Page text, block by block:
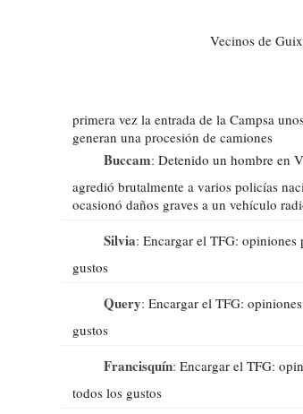
Vecinos de
primera vez la entrada de la Campsa
generan una procesión de camiones
Buccam: Detenido un hombre en
agredió brutalmente a varios policías
ocasionó daños graves a un vehículo
Silvia: Encargar el TFG: opiniones
gustos
Query: Encargar el TFG:
gustos
Francisquín: Encargar el TFG:
todos los gustos